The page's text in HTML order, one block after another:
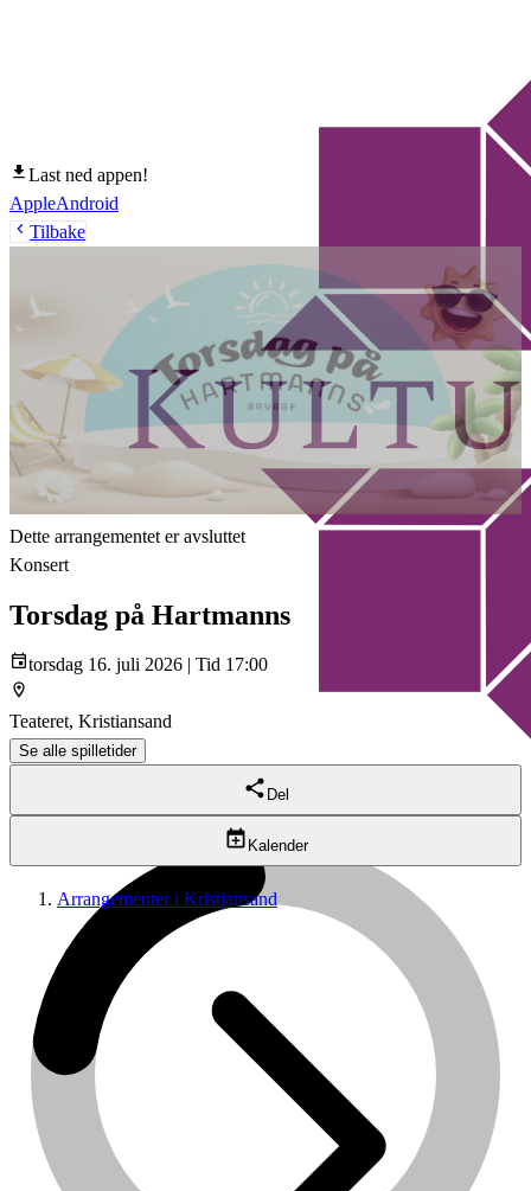
Last ned appen!
AppleAndroid
Tilbake
Dette arrangementet er avsluttet
Konsert
Torsdag på Hartmanns
torsdag 16. juli 2026 | Tid 17:00
Teateret, Kristiansand
Se alle spilletider
Del
Kalender
Arrangementer i Kristiansand